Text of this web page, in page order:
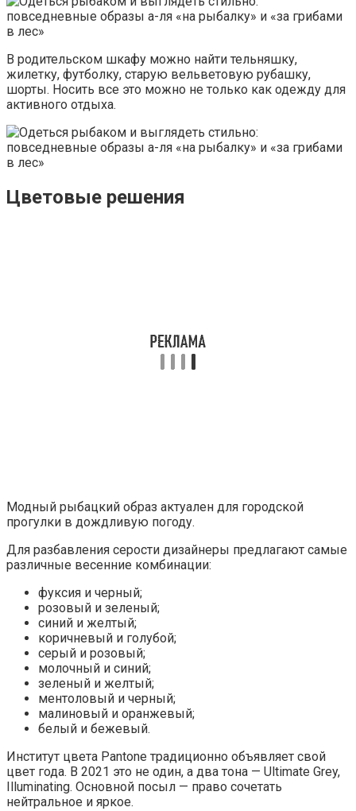
В родительском шкафу можно найти тельняшку,
жилетку, футболку, старую вельветовую рубашку,
шорты. Носить все это можно не только как одежду для
активного отдыха.
Цветовые решения
Модный рыбацкий образ актуален для городской
прогулки в дождливую погоду.
Для разбавления серости дизайнеры предлагают самые
различные весенние комбинации:
фуксия и черный;
розовый и зеленый;
синий и желтый;
коричневый и голубой;
серый и розовый;
молочный и синий;
зеленый и желтый;
ментоловый и черный;
малиновый и оранжевый;
белый и бежевый.
Институт цвета Pantone традиционно объявляет свой
цвет года. В 2021 это не один, а два тона — Ultimate Grey,
Illuminating. Основной посыл — право сочетать
нейтральное и яркое.